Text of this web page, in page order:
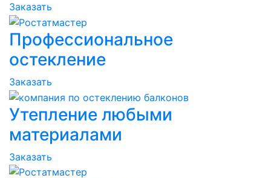
Заказать
Профессиональное
остекление
Заказать
Утепление любыми
материалами
Заказать